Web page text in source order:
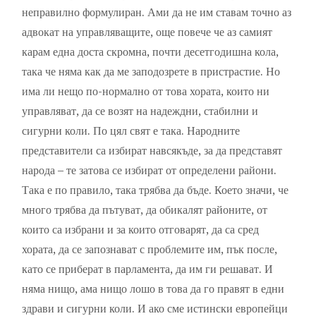
неправилно формулиран. Ами да не им ставам точно аз
адвокат на управляващите, още повече че аз самият
карам една доста скромна, почти десетгодишна кола,
така че няма как да ме заподозрете в пристрастие. Но
има ли нещо по-нормално от това хората, които ни
управляват, да се возят на надеждни, стабилни и
сигурни коли. По цял свят е така. Народните
представители са избират навсякъде, за да представят
народа – те затова се избират от определени райони.
Така е по правило, така трябва да бъде. Което значи, че
много трябва да пътуват, да обикалят районите, от
които са избрани и за които отговарят, да са сред
хората, да се запознават с проблемите им, пък после,
като се приберат в парламента, да им ги решават. И
няма нищо, ама нищо лошо в това да го правят в едни
здрави и сигурни коли. И ако сме истински европейци